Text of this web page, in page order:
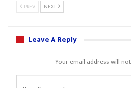
PREV NEXT
Leave A Reply
Your email address will